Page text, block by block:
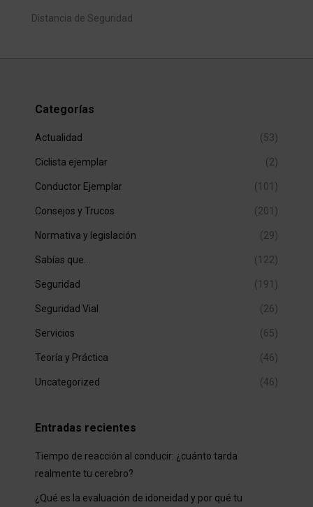
Distancia de Seguridad
Categorías
Actualidad (53)
Ciclista ejemplar (2)
Conductor Ejemplar (101)
Consejos y Trucos (201)
Normativa y legislación (29)
Sabías que… (122)
Seguridad (191)
Seguridad Vial (26)
Servicios (65)
Teoría y Práctica (46)
Uncategorized (46)
Entradas recientes
Tiempo de reacción al conducir: ¿cuánto tarda
realmente tu cerebro?
¿Qué es la evaluación de idoneidad y por qué tu